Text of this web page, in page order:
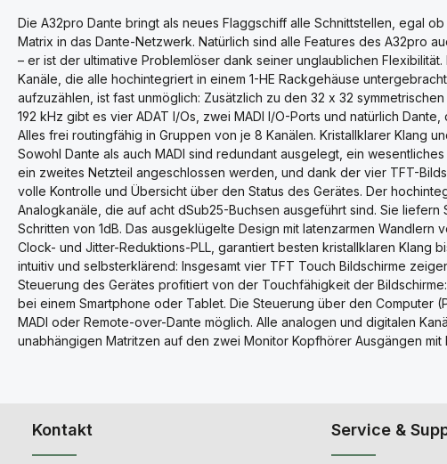
Die A32pro Dante bringt als neues Flaggschiff alle Schnittstellen, egal
Matrix in das Dante-Netzwerk. Natürlich sind alle Features des A32pro
– er ist der ultimative Problemlöser dank seiner unglaublichen
Kanäle, die alle hochintegriert in einem 1-HE Rackgehäuse
aufzuzählen, ist fast unmöglich: Zusätzlich zu den 32 x 32
192 kHz gibt es vier ADAT I/Os, zwei MADI I/O-Ports und natürlich
Alles frei routingfähig in Gruppen von je 8 Kanälen. Kristallklarer Klang
Sowohl Dante als auch MADI sind redundant ausgelegt, ein
ein zweites Netzteil angeschlossen werden, und dank der vier TFT-
volle Kontrolle und Übersicht über den Status des Gerätes. Der
Analogkanäle, die auf acht dSub25-Buchsen ausgeführt sind. Sie
Schritten von 1dB. Das ausgeklügelte Design mit latenzarmen
Clock- und Jitter-Reduktions-PLL, garantiert besten kristallklaren Klang
intuitiv und selbsterklärend: Insgesamt vier TFT Touch Bildschirme
Steuerung des Gerätes profitiert von der Touchfähigkeit der
bei einem Smartphone oder Tablet. Die Steuerung über den Computer
MADI oder Remote-over-Dante möglich. Alle analogen und digitalen
unabhängigen Matritzen auf den zwei Monitor Kopfhörer Ausgängen
Kontakt Service &